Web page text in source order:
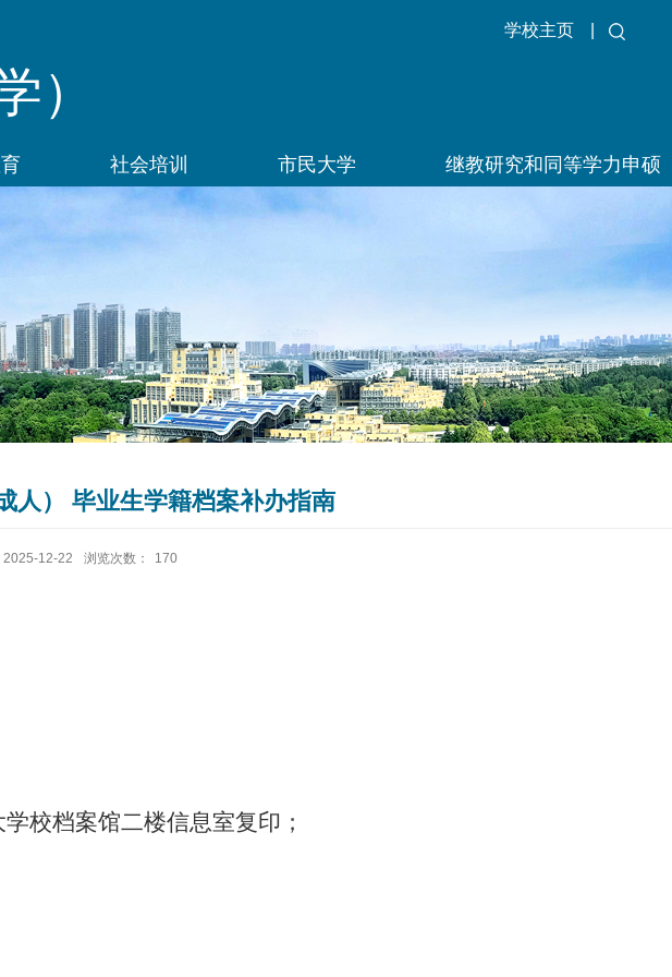
学校主页
）
社会培训 市民大学 继教研究和同等学力申硕
人） 毕业生学籍档案补办指南
2025-12-22 浏览次数： 170
学校档案馆二楼信息室复印；